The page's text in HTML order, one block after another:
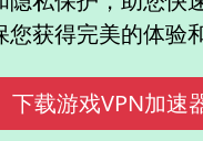
您获得完美的体验
下载游戏VPN加速